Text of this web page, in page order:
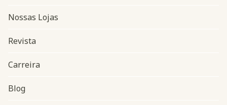
Navegação do rodapé
Nossas Lojas
Revista
Carreira
Blog